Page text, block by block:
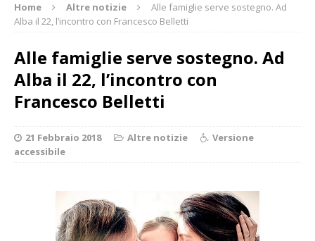
Home Altre notizie
Alle famiglie serve sostegno. Ad
Alba il 22, l’incontro con Francesco Belletti
Alle famiglie serve sostegno. Ad
Alba il 22, l’incontro con
Francesco Belletti
21 Febbraio 2018 Altre notizie
Versione
accessibile